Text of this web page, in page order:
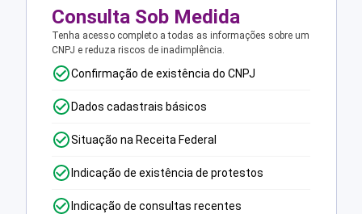
Consulta Sob Medida
Tenha acesso completo a todas as informações sobre um
CNPJ e reduza riscos de inadimplência.
Confirmação de existência do CNPJ
Dados cadastrais básicos
Situação na Receita Federal
Indicação de existência de protestos
Indicação de consultas recentes